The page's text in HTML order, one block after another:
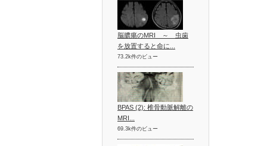
脳膿瘍のMRI ～ 虫歯
を放置すると命に...
73.2k件のビュー
BPAS (2): 椎骨動脈解離の
MRI...
69.3k件のビュー